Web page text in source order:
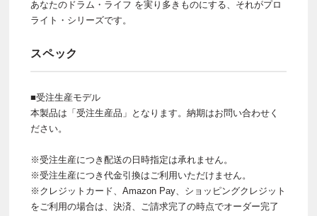
あなたのドラム・ライフ を実り多きものにする、それがプロ
ライト・シリーズです。
スペック
■受注生産モデル
本製品は「受注生産品」となります。納期はお問い合わせく
ださい。
※受注生産につき配送の日時指定は承れません。
※受注生産につき代金引換はご利用いただけません。
※クレジットカード、Amazon Pay、ショッピングクレジット
をご利用の場合は、決済、ご請求完了の時点でオーダー完了